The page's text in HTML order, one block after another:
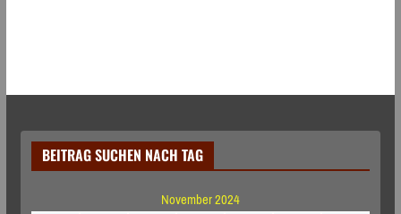
BEITRAG SUCHEN NACH TAG
November 2024